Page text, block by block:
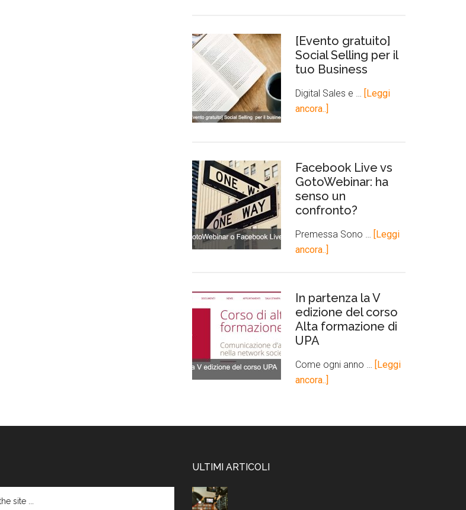
[Evento gratuito]
Social Selling per il
tuo Business
Digital Sales e …
[Leggi
ancora..]
Facebook Live vs
GotoWebinar: ha
senso un
confronto?
Premessa Sono …
[Leggi
ancora..]
In partenza la V
edizione del corso
Alta formazione di
UPA
Come ogni anno …
[Leggi
ancora..]
ULTIMI ARTICOLI